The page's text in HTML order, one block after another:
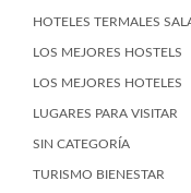
HOTELES TERMALES
LOS MEJORES HOSTELS
LOS MEJORES HOTELES
LUGARES PARA VISITAR
SIN CATEGORÍA
TURISMO BIENESTAR